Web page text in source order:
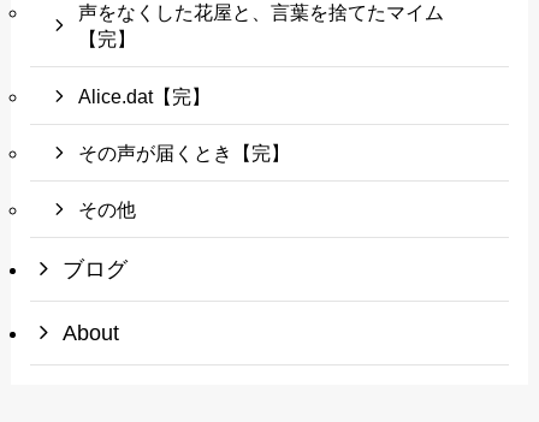
声をなくした花屋と、言葉を捨てたマイム
【完】
Alice.dat【完】
その声が届くとき【完】
その他
ブログ
About